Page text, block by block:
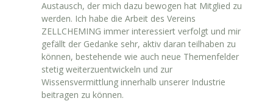
Austausch, der mich dazu bewogen hat Mitglied zu
werden. Ich habe die Arbeit des Vereins
ZELLCHEMING immer interessiert verfolgt und mir
gefällt der Gedanke sehr, aktiv daran teilhaben zu
können, bestehende wie auch neue Themenfelder
stetig weiterzuentwickeln und zur
Wissensvermittlung innerhalb unserer Industrie
beitragen zu können.